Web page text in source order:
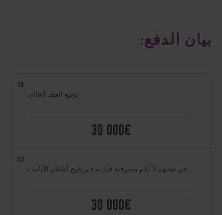
بيان الدفع:
01
توقيع العقد الحالي
30 000€
02
في غضون 7 أيام مصرفية قبل بدء برنامج أطفال الأنابيب
30 000€